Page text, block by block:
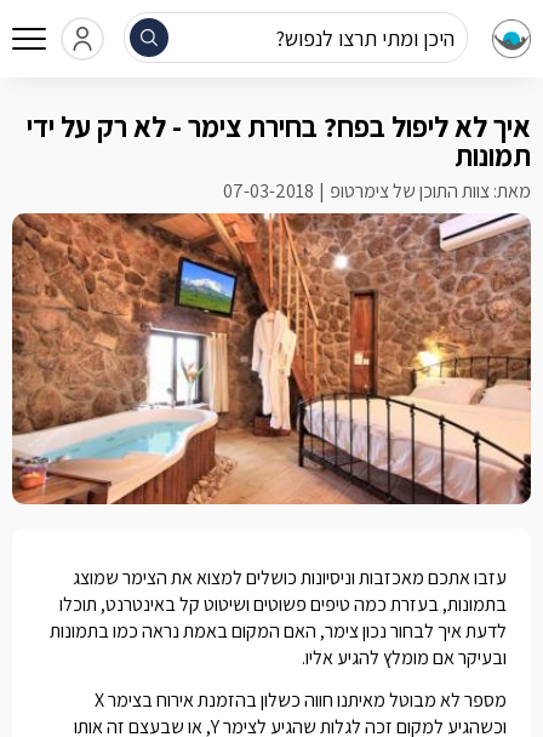
היכן ומתי תרצו לנפוש?
איך לא ליפול בפח? בחירת צימר - לא רק על ידי
תמונות
מאת: צוות התוכן של צימרטופ 07-03-2018
עזבו אתכם מאכזבות וניסיונות כושלים למצוא את הצימר שמוצג
בתמונות, בעזרת כמה טיפים פשוטים ושיטוט קל באינטרנט, תוכלו
לדעת איך לבחור נכון צימר, האם המקום באמת נראה כמו בתמונות
ובעיקר אם מומלץ להגיע אליו.
מספר לא מבוטל מאיתנו חווה כשלון בהזמנת אירוח בצימר X
וכשהגיע למקום זכה לגלות שהגיע לצימר Y, או שבעצם זה אותו